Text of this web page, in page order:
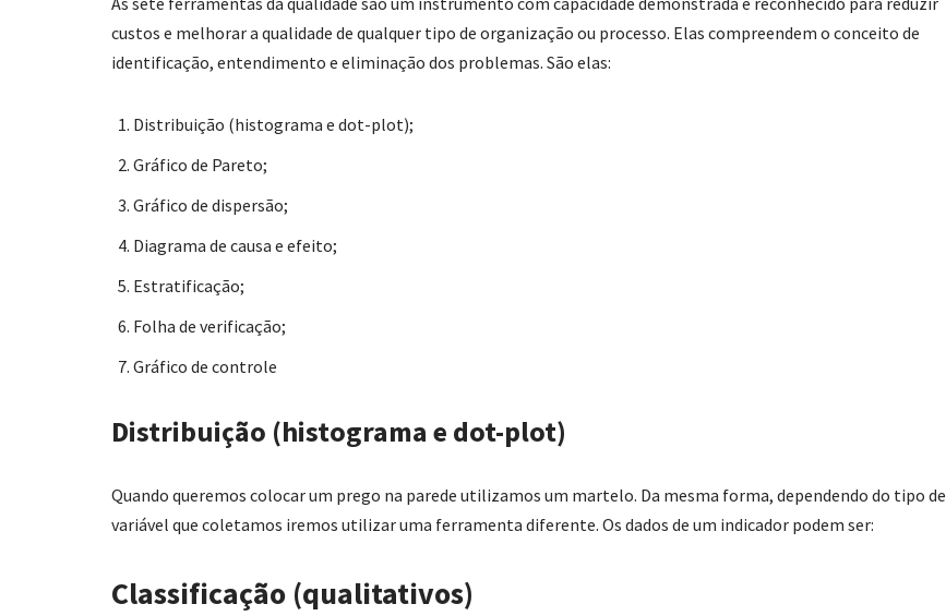
custos e melhorar a qualidade de qualquer tipo de organização ou processo. Elas compreendem o conceito de
identificação, entendimento e eliminação dos problemas. São elas:
Distribuição (histograma e dot-plot);
Gráfico de Pareto;
Gráfico de dispersão;
Diagrama de causa e efeito;
Estratificação;
Folha de verificação;
Gráfico de controle
Distribuição (histograma e dot-plot)
Quando queremos colocar um prego na parede utilizamos um martelo. Da mesma forma, dependendo do tipo de
variável que coletamos iremos utilizar uma ferramenta diferente. Os dados de um indicador podem ser:
Classificação (qualitativos)